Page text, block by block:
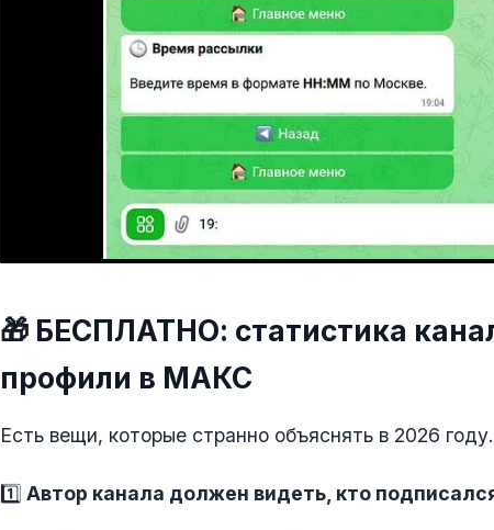
🎁 БЕСПЛАТНО: статистика
профили в МАКС
Есть вещи, которые странно объяснять в 2026 году.
1️⃣ Автор канала должен видеть, кто